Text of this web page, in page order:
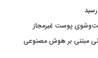
پوست غیرمجاز
مبتنی بر هوش مصنوعی